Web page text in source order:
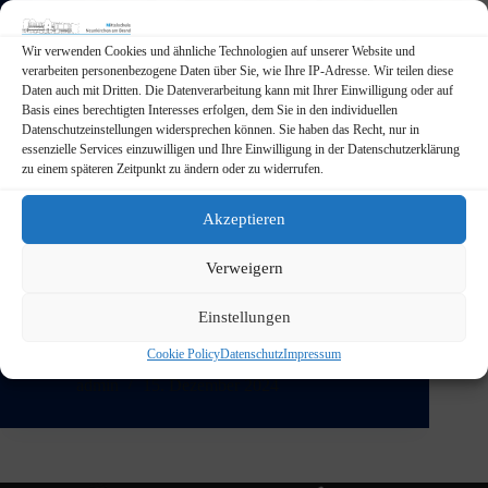
Wir verwenden Cookies und ähnliche Technologien auf unserer Website und
verarbeiten personenbezogene Daten über Sie, wie Ihre IP-Adresse. Wir teilen diese
Daten auch mit Dritten. Die Datenverarbeitung kann mit Ihrer Einwilligung oder auf
Basis eines berechtigten Interesses erfolgen, dem Sie in den individuellen
Datenschutzeinstellungen widersprechen können. Sie haben das Recht, nur in
essenzielle Services einzuwilligen und Ihre Einwilligung in der Datenschutzerklärung
zu einem späteren Zeitpunkt zu ändern oder zu widerrufen.
Akzeptieren
Verweigern
Einstellungen
Cookie PolicyDatenschutzImpressum
In der Vorweihnachtszeit organisierten die
Lehrkräfte Kim Fischer und Jan Wolderich im
die Pause mal anders. Jede Klasse nominierte einen
Stellvertreter, der sich der sportlichen
Herausforderung stellte. Ziel war…
admin
15. Dezember 2024